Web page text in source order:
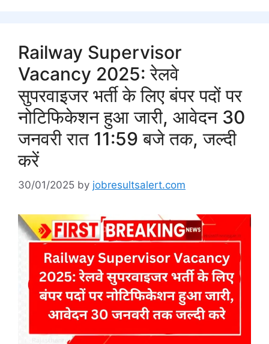
Railway Supervisor
Vacancy 2025: रेलवे
सुपरवाइजर भर्ती के लिए बंपर पदों पर
नोटिफिकेशन हुआ जारी, आवेदन 30
जनवरी रात 11:59 बजे तक, जल्दी
करें
30/01/2025 by jobresultsalert.com